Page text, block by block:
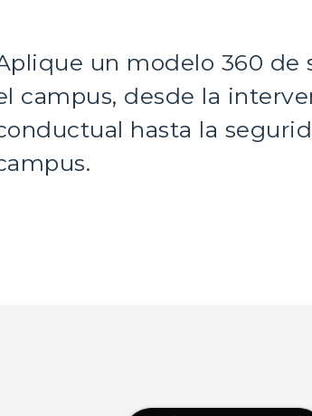
un modelo 360 de
campus, desde la
hasta la